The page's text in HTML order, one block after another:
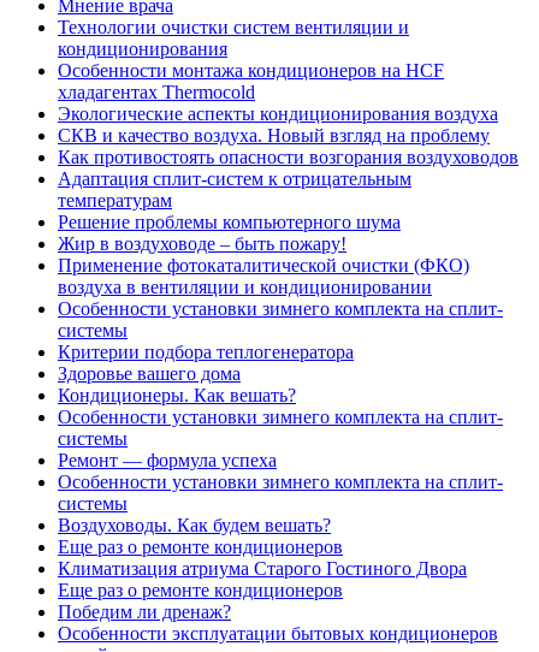
Мнение врача
Технологии очистки систем вентиляции и
кондиционирования
Особенности монтажа кондиционеров на HCF
хладагентах Thermocold
Экологические аспекты кондиционирования воздуха
СКВ и качество воздуха. Новый взгляд на проблему
Как противостоять опасности возгорания воздуховодов
Адаптация сплит-систем к отрицательным
температурам
Решение проблемы компьютерного шума
Жир в воздуховоде – быть пожару!
Применение фотокаталитической очистки (ФКО)
воздуха в вентиляции и кондиционировании
Особенности установки зимнего комплекта на сплит-
системы
Критерии подбора теплогенератора
Здоровье вашего дома
Кондиционеры. Как вешать?
Особенности установки зимнего комплекта на сплит-
системы
Ремонт — формула успеха
Особенности установки зимнего комплекта на сплит-
системы
Воздуховоды. Как будем вешать?
Еще раз о ремонте кондиционеров
Климатизация атриума Старого Гостиного Двора
Еще раз о ремонте кондиционеров
Победим ли дренаж?
Особенности эксплуатации бытовых кондиционеров